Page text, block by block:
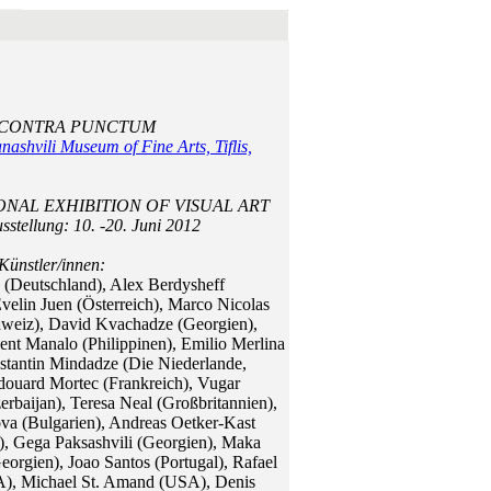
PUNCTUM
Museum of Fine Arts, Tiflis,
EXHIBITION OF VISUAL ART
10. -20. Juni 2012
innen:
Alex Berdysheff
Juen (Österreich), Marco Nicolas
David Kvachadze (Georgien),
Manalo (Philippinen), Emilio Merlina
Mindadze (Die Niederlande,
Mortec (Frankreich), Vugar
Teresa Neal (Großbritannien),
(Bulgarien), Andreas Oetker-Kast
Gega Paksashvili (Georgien), Maka
Joao Santos (Portugal), Rafael
Michael St. Amand (USA), Denis